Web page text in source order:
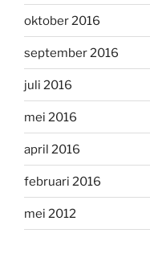
oktober 2016
september 2016
juli 2016
mei 2016
april 2016
februari 2016
mei 2012